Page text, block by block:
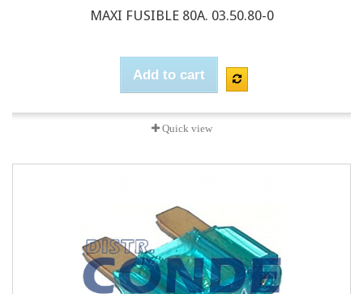
MAXI FUSIBLE 80A. 03.50.80-0
Add to cart
Quick view